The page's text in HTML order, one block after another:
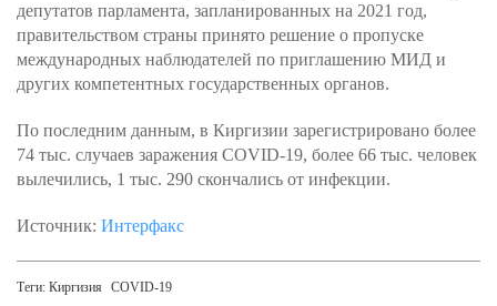
депутатов парламента, запланированных на 2021 год,
правительством страны принято решение о пропуске
международных наблюдателей по приглашению МИД и
других компетентных государственных органов.
По последним данным, в Киргизии зарегистрировано более
74 тыс. случаев заражения COVID-19, более 66 тыс. человек
вылечились, 1 тыс. 290 скончались от инфекции.
Источник: Интерфакс
Теги: Киргизия COVID-19